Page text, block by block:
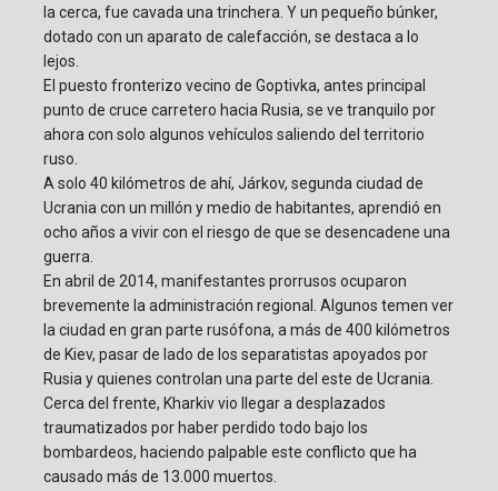
la cerca, fue cavada una trinchera. Y un pequeño búnker,
dotado con un aparato de calefacción, se destaca a lo
lejos.
El puesto fronterizo vecino de Goptivka, antes principal
punto de cruce carretero hacia Rusia, se ve tranquilo por
ahora con solo algunos vehículos saliendo del territorio
ruso.
A solo 40 kilómetros de ahí, Járkov, segunda ciudad de
Ucrania con un millón y medio de habitantes, aprendió en
ocho años a vivir con el riesgo de que se desencadene una
guerra.
En abril de 2014, manifestantes prorrusos ocuparon
brevemente la administración regional. Algunos temen ver
la ciudad en gran parte rusófona, a más de 400 kilómetros
de Kiev, pasar de lado de los separatistas apoyados por
Rusia y quienes controlan una parte del este de Ucrania.
Cerca del frente, Kharkiv vio llegar a desplazados
traumatizados por haber perdido todo bajo los
bombardeos, haciendo palpable este conflicto que ha
causado más de 13.000 muertos.